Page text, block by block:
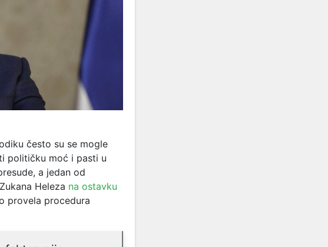
često su se mogle
političku moć i pasti u
a jedan od
Heleza na ostavku
provela procedura